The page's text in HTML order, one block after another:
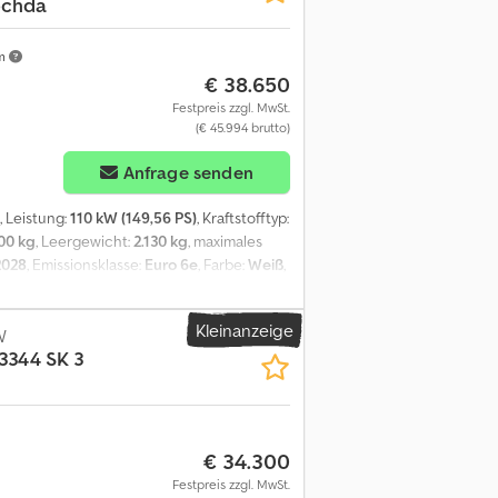
€ 38.650
Festpreis zzgl. MwSt.
(€ 45.994 brutto)
Anfrage senden
, Leistung:110 kW (149,56 PS), Kraftstofftyp:
kg, Leergewicht:2.130 kg, maximales
, Emissionsklasse: Euro 6e, Farbe:Weiß,
LKW-Zulassung,
Sommerreifen, Tempomat,
Arktikweiß MB 9147 A50 Vorderachse mit
BH8 Steuercode
Multifunktionslenkrad CL1 Lenkrad in
hoch D50 Trennwand
5 V E4S Smartphone-
E7M MBUX Multimediasystem ED4
Kleinanzeige
3344 SK 3
€ 34.300
Festpreis zzgl. MwSt.